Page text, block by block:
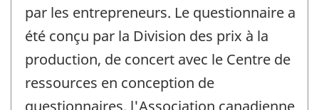
par les entrepreneurs. Le questionnaire a
été conçu par la Division des prix à la
production, de concert avec le Centre de
ressources en conception de
questionnaires, l'Association canadienne